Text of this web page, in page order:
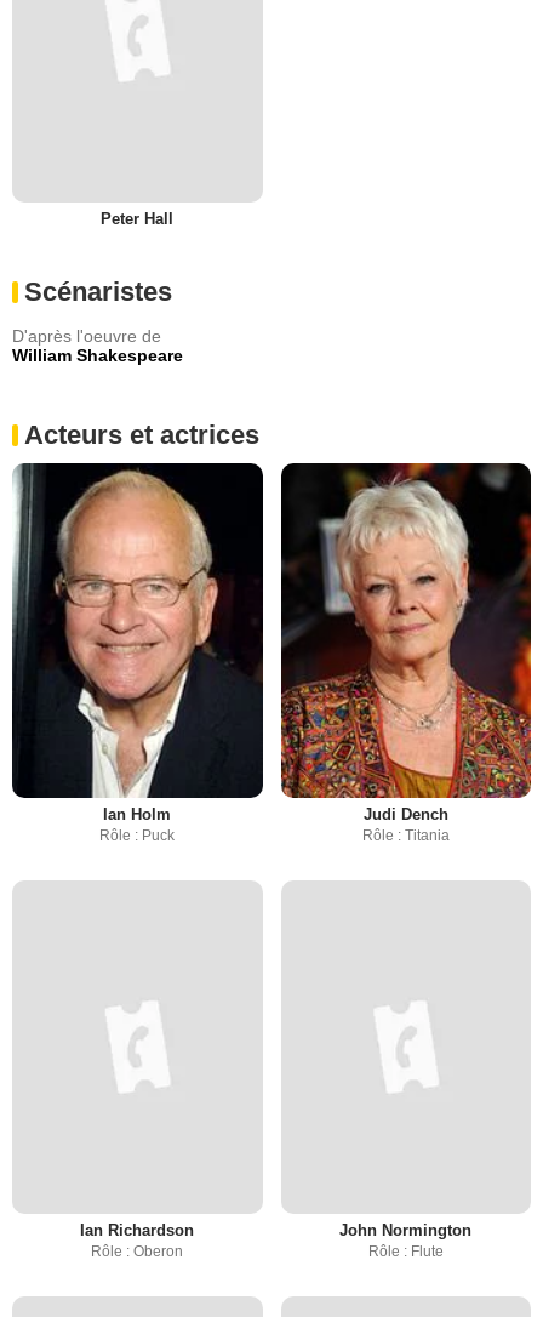
Peter Hall
Scénaristes
D'après l'oeuvre de
William Shakespeare
Acteurs et actrices
Ian Holm
Rôle : Puck
Judi Dench
Rôle : Titania
Ian Richardson
Rôle : Oberon
John Normington
Rôle : Flute